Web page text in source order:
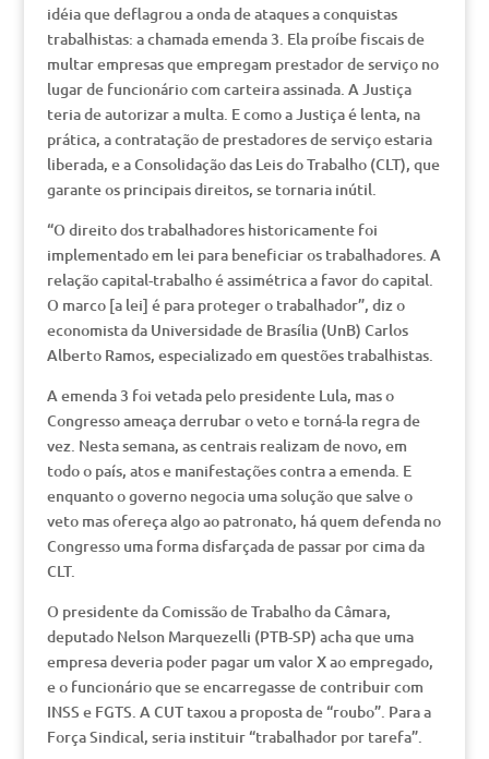
idéia que deflagrou a onda de ataques a conquistas
trabalhistas: a chamada emenda 3. Ela proíbe fiscais de
multar empresas que empregam prestador de serviço no
lugar de funcionário com carteira assinada. A Justiça
teria de autorizar a multa. E como a Justiça é lenta, na
prática, a contratação de prestadores de serviço estaria
liberada, e a Consolidação das Leis do Trabalho (CLT), que
garante os principais direitos, se tornaria inútil.
“O direito dos trabalhadores historicamente foi
implementado em lei para beneficiar os trabalhadores. A
relação capital-trabalho é assimétrica a favor do capital.
O marco [a lei] é para proteger o trabalhador”, diz o
economista da Universidade de Brasília (UnB) Carlos
Alberto Ramos, especializado em questões trabalhistas.
A emenda 3 foi vetada pelo presidente Lula, mas o
Congresso ameaça derrubar o veto e torná-la regra de
vez. Nesta semana, as centrais realizam de novo, em
todo o país, atos e manifestações contra a emenda. E
enquanto o governo negocia uma solução que salve o
veto mas ofereça algo ao patronato, há quem defenda no
Congresso uma forma disfarçada de passar por cima da
CLT.
O presidente da Comissão de Trabalho da Câmara,
deputado Nelson Marquezelli (PTB-SP) acha que uma
empresa deveria poder pagar um valor X ao empregado,
e o funcionário que se encarregasse de contribuir com
INSS e FGTS. A CUT taxou a proposta de “roubo”. Para a
Força Sindical, seria instituir “trabalhador por tarefa”.